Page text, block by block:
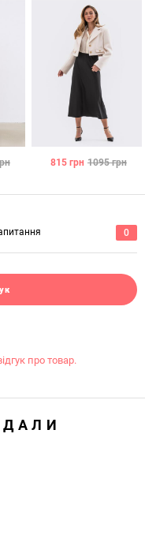
815 грн 1095 грн
0
про товар.